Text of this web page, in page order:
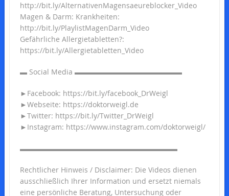
http://bit.ly/AlternativenMagensaeureblocker_Video
Magen & Darm: Krankheiten:
http://bit.ly/PlaylistMagenDarm_Video
Gefährliche Allergietabletten?:
https://bit.ly/Allergietabletten_Video
▬ Social Media ▬▬▬▬▬▬▬▬▬▬▬▬▬▬▬
►Facebook: https://bit.ly/facebook_DrWeigl
►Webseite: https://doktorweigl.de
►Twitter: https://bit.ly/Twitter_DrWeigl
►Instagram: https://www.instagram.com/doktorweigl/
▬▬▬▬▬▬▬▬▬▬▬▬▬▬▬▬▬▬▬▬▬▬
Rechtlicher Hinweis / Disclaimer: Die Videos dienen
ausschließlich Ihrer Information und ersetzt niemals
eine persönliche Beratung, Untersuchung oder